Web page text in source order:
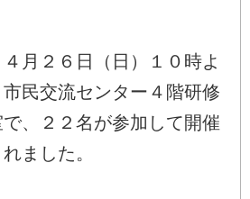
月２６日（日）１０時よ
市民交流センター４階研修
で、２２名が参加して開催
ました。